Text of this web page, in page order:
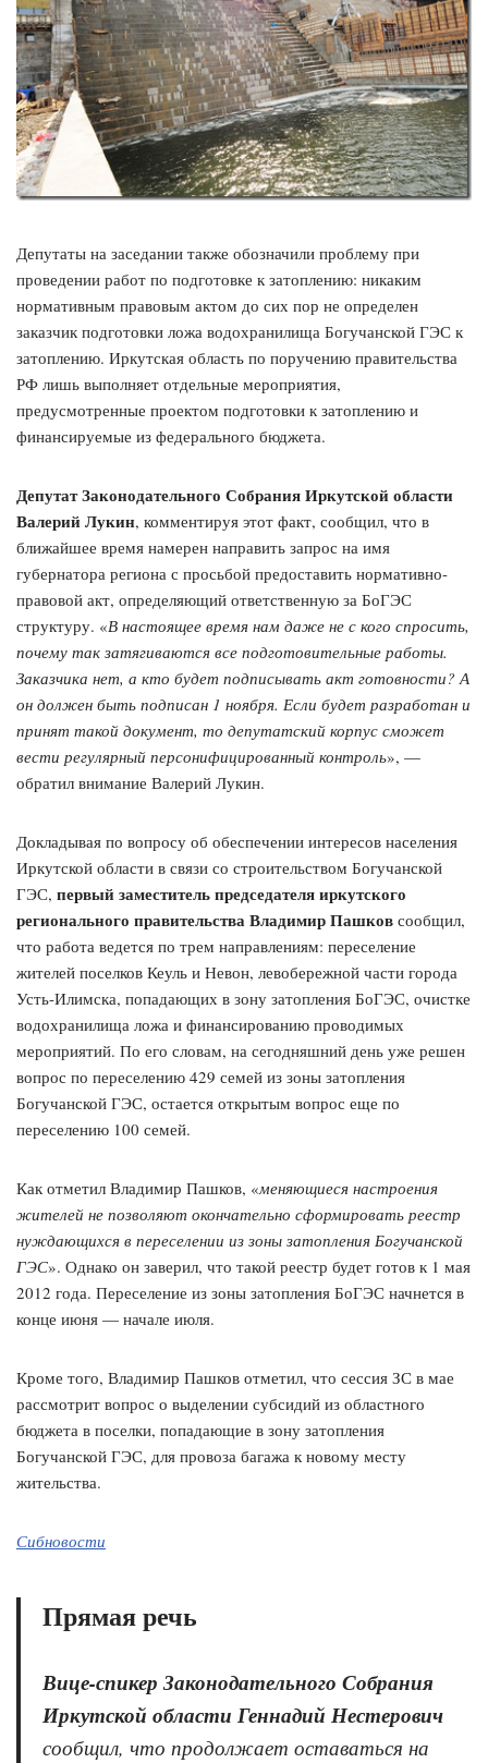
Депутаты на заседании также обозначили проблему при
проведении работ по подготовке к затоплению: никаким
нормативным правовым актом до сих пор не определен
заказчик подготовки ложа водохранилища Богучанской ГЭС к
затоплению. Иркутская область по поручению правительства
РФ лишь выполняет отдельные мероприятия,
предусмотренные проектом подготовки к затоплению и
финансируемые из федерального бюджета.
Депутат Законодательного Собрания Иркутской области
Валерий Лукин, комментируя этот факт, сообщил, что в
ближайшее время намерен направить запрос на имя
губернатора региона с просьбой предоставить нормативно-
правовой акт, определяющий ответственную за БоГЭС
структуру. «В настоящее время нам даже не с кого спросить,
почему так затягиваются все подготовительные работы.
Заказчика нет, а кто будет подписывать акт готовности? А
он должен быть подписан 1 ноября. Если будет разработан и
принят такой документ, то депутатский корпус сможет
вести регулярный персонифицированный контроль», —
обратил внимание Валерий Лукин.
Докладывая по вопросу об обеспечении интересов населения
Иркутской области в связи со строительством Богучанской
ГЭС, первый заместитель председателя иркутского
регионального правительства Владимир Пашков сообщил,
что работа ведется по трем направлениям: переселение
жителей поселков Кеуль и Невон, левобережной части города
Усть-Илимска, попадающих в зону затопления БоГЭС, очистке
водохранилища ложа и финансированию проводимых
мероприятий. По его словам, на сегодняшний день уже решен
вопрос по переселению 429 семей из зоны затопления
Богучанской ГЭС, остается открытым вопрос еще по
переселению 100 семей.
Как отметил Владимир Пашков, «меняющиеся настроения
жителей не позволяют окончательно сформировать реестр
нуждающихся в переселении из зоны затопления Богучанской
ГЭС». Однако он заверил, что такой реестр будет готов к 1 мая
2012 года. Переселение из зоны затопления БоГЭС начнется в
конце июня — начале июля.
Кроме того, Владимир Пашков отметил, что сессия ЗС в мае
рассмотрит вопрос о выделении субсидий из областного
бюджета в поселки, попадающие в зону затопления
Богучанской ГЭС, для провоза багажа к новому месту
жительства.
Сибновости
Прямая речь
Вице-спикер Законодательного Собрания
Иркутской области Геннадий Нестерович
сообщил, что продолжает оставаться на